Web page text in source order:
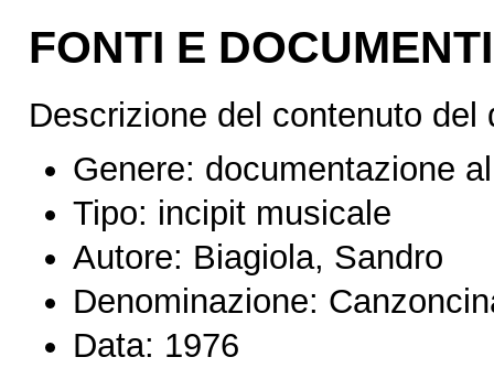
FONTI E DOCUMENTI
Descrizione del contenuto del
Genere: documentazione
Tipo: incipit musicale
Autore: Biagiola, Sandro
Denominazione:
Data: 1976